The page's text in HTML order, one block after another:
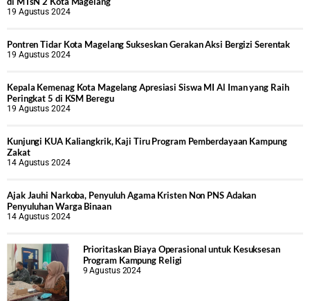
19 Agustus 2024
Pontren Tidar Kota Magelang Sukseskan Gerakan Aksi Bergizi Serentak
19 Agustus 2024
Kepala Kemenag Kota Magelang Apresiasi Siswa MI Al Iman yang Raih
Peringkat 5 di KSM Beregu
19 Agustus 2024
Kunjungi KUA Kaliangkrik, Kaji Tiru Program Pemberdayaan Kampung
Zakat
14 Agustus 2024
Ajak Jauhi Narkoba, Penyuluh Agama Kristen Non PNS Adakan
Penyuluhan Warga Binaan
14 Agustus 2024
Prioritaskan Biaya Operasional untuk Kesuksesan
Program Kampung Religi
9 Agustus 2024